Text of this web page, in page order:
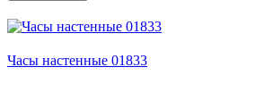
Часы настенные 01833